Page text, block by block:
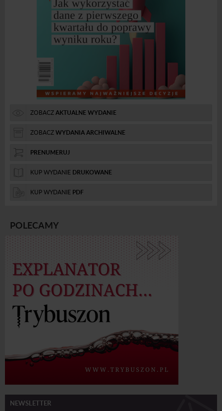
ZOBACZAKTUALNE WYDANIE
ZOBACZWYDANIA ARCHIWALNE
PRENUMERUJ
KUP WYDANIE DRUKOWANE
KUP WYDANIE PDF
POLECAMY
NEWSLETTER